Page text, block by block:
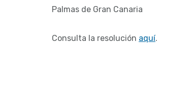
Palmas de Gran Canaria
Consulta la resolución aquí.